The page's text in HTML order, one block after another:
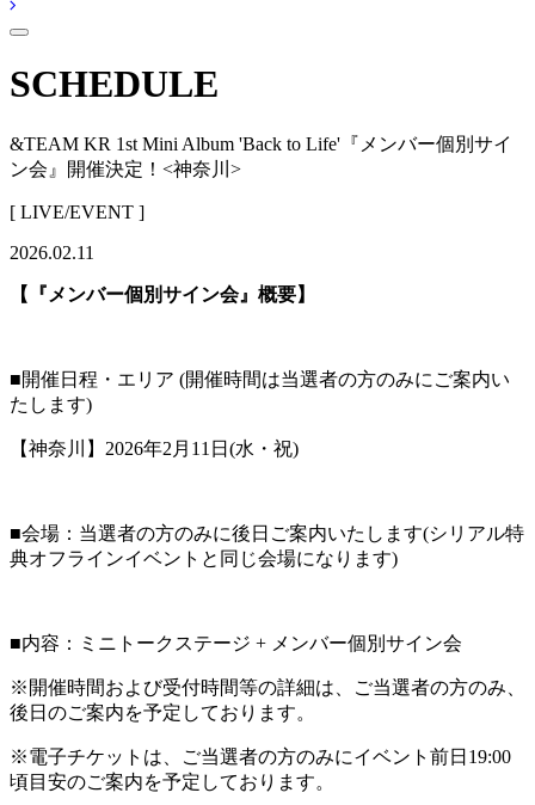
SCHEDULE
&TEAM KR 1st Mini Album 'Back to Life'『メンバー個別サイ
ン会』開催決定！<神奈川>
[ LIVE/EVENT ]
2026.02.11
【『メンバー個別サイン会』概要】
■開催日程・エリア (開催時間は当選者の方のみにご案内い
たします)
【神奈川】2026年2月11日(水・祝)
■会場：当選者の方のみに後日ご案内いたします(シリアル特
典オフラインイベントと同じ会場になります)
■内容：ミニトークステージ + メンバー個別サイン会
※開催時間および受付時間等の詳細は、ご当選者の方のみ、
後日のご案内を予定しております。
※電子チケットは、ご当選者の方のみにイベント前日19:00
頃目安のご案内を予定しております。